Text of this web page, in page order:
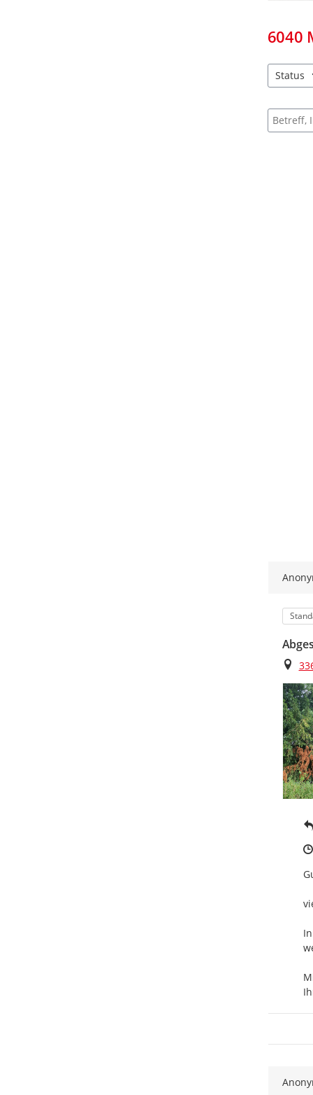
6040
Status
Suche
Ort